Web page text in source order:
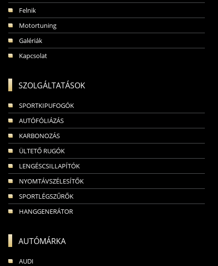
Felnik
Motortuning
Galériák
Kapcsolat
SZOLGÁLTATÁSOK
SPORTKIPUFOGÓK
AUTÓFÓLIÁZÁS
KARBONOZÁS
ÜLTETŐ RUGÓK
LENGÉSCSILLAPÍTÓK
NYOMTÁVSZÉLESÍTŐK
SPORTLÉGSZŰRŐK
HANGGENERÁTOR
AUTÓMÁRKA
AUDI